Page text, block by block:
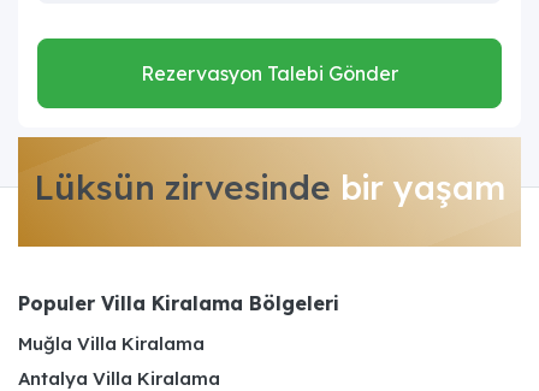
Rezervasyon Talebi Gönder
Lüksün zirvesinde bir yaşam
Populer Villa Kiralama Bölgeleri
Muğla Villa Kiralama
Antalya Villa Kiralama